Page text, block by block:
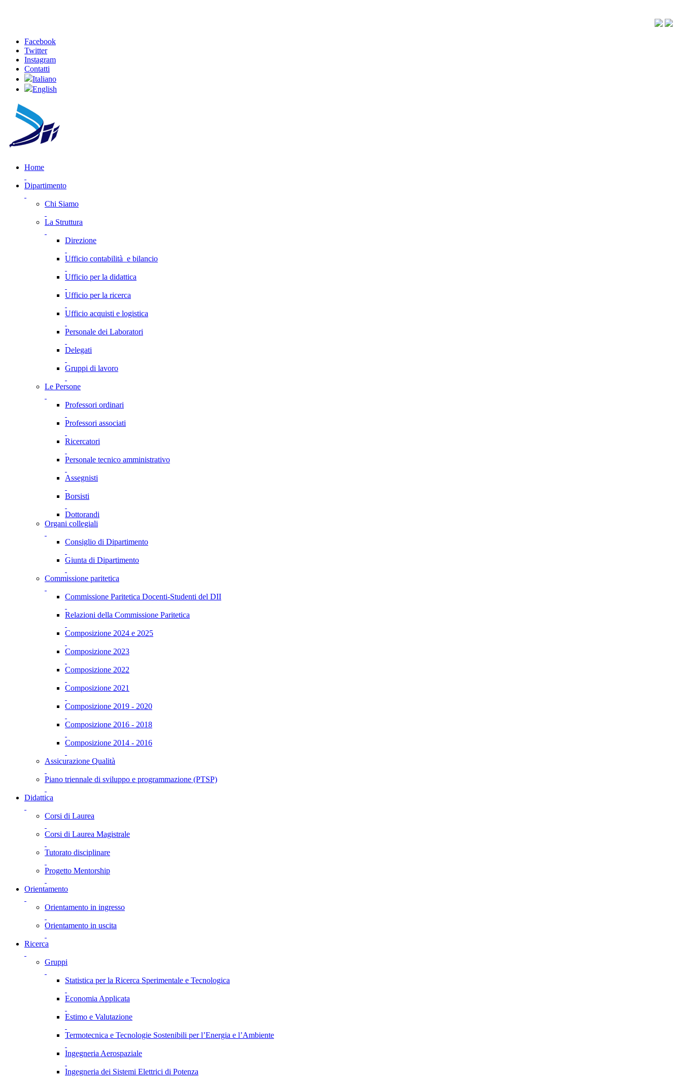
Facebook
Twitter
Instagram
Contatti
Italiano
English
Home
Dipartimento
Chi Siamo
La Struttura
Direzione
Ufficio contabilità e bilancio
Ufficio per la didattica
Ufficio per la ricerca
Ufficio acquisti e logistica
Personale dei Laboratori
Delegati
Gruppi di lavoro
Le Persone
Professori ordinari
Professori associati
Ricercatori
Personale tecnico amministrativo
Assegnisti
Borsisti
Dottorandi
Organi collegiali
Consiglio di Dipartimento
Giunta di Dipartimento
Commissione paritetica
Commissione Paritetica Docenti-Studenti del DII
Relazioni della Commissione Paritetica
Composizione 2024 e 2025
Composizione 2023
Composizione 2022
Composizione 2021
Composizione 2019 - 2020
Composizione 2016 - 2018
Composizione 2014 - 2016
Assicurazione Qualità
Piano triennale di sviluppo e programmazione (PTSP)
Didattica
Corsi di Laurea
Corsi di Laurea Magistrale
Tutorato disciplinare
Progetto Mentorship
Orientamento
Orientamento in ingresso
Orientamento in uscita
Ricerca
Gruppi
Statistica per la Ricerca Sperimentale e Tecnologica
Economia Applicata
Estimo e Valutazione
Termotecnica e Tecnologie Sostenibili per l’Energia e l’Ambiente
Ingegneria Aerospaziale
Ingegneria dei Sistemi Elettrici di Potenza